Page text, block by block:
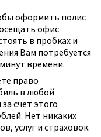
оформить полис
офис
в пробках и
Вам потребуется
времени.
право
в любой
счёт этого
Нет никаких
услуг и страховок.